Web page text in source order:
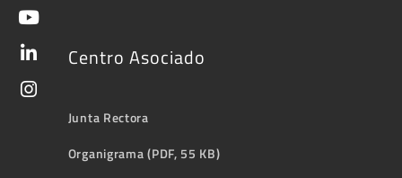
Centro Asociado
Junta Rectora
Organigrama (PDF, 55 KB)